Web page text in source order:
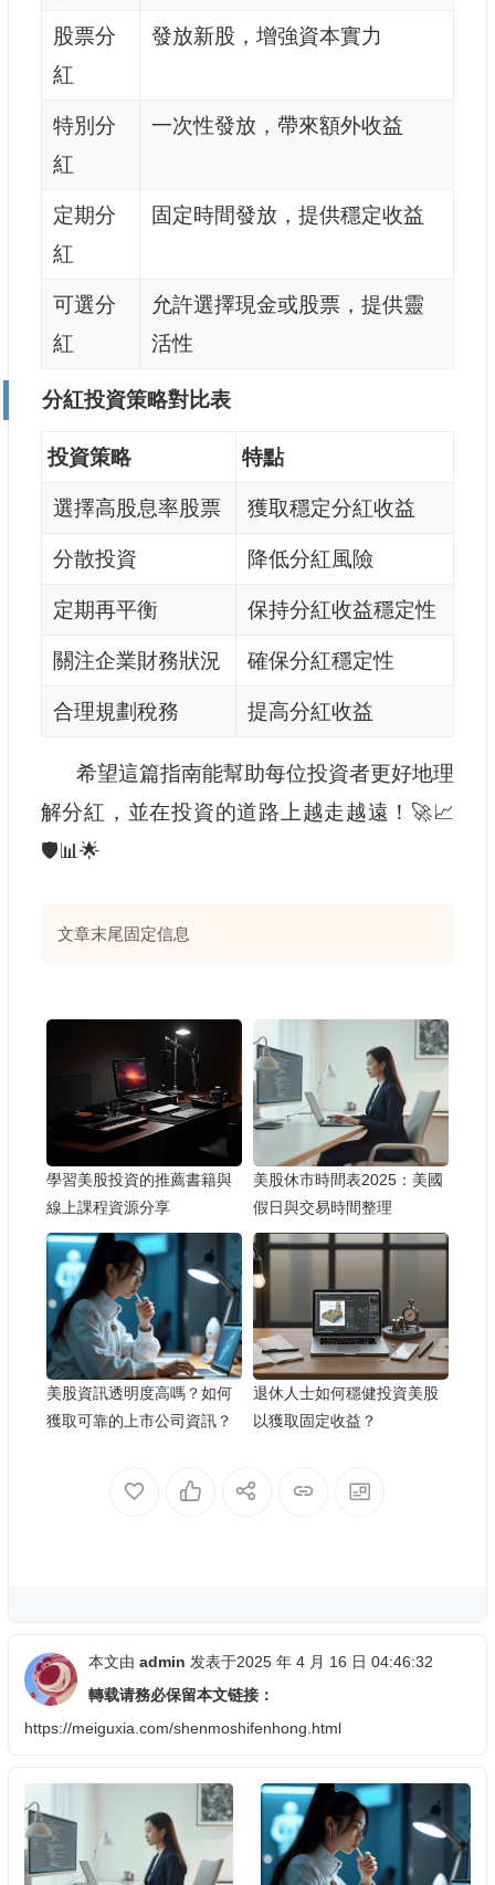
股票分
紅
發放新股，增強資本實力
特別分
紅
一次性發放，帶來額外收益
定期分
紅
固定時間發放，提供穩定收益
可選分
紅
允許選擇現金或股票，提供靈
活性
分紅投資策略對比表
投資策略 特點
選擇高股息率股票 獲取穩定分紅收益
分散投資 降低分紅風險
定期再平衡 保持分紅收益穩定性
關注企業財務狀況 確保分紅穩定性
合理規劃稅務 提高分紅收益
希望這篇指南能幫助每位投資者更好地理
解分紅，並在投資的道路上越走越遠！🚀📈
🛡️📊🌟
文章末尾固定信息
學習美股投資的推薦書籍與
線上課程資源分享
美股休市時間表2025：美國
假日與交易時間整理
美股資訊透明度高嗎？如何
獲取可靠的上市公司資訊？
退休人士如何穩健投資美股
以獲取固定收益？
本文由 admin 发表于2025 年 4 月 16 日 04:46:32
轉载请務必保留本文链接：
https://meiguxia.com/shenmoshifenhong.html